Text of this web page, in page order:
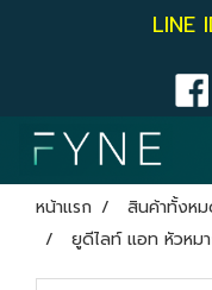
LINE
หน้าแรก สินค้าทั้งห
ยูดีไลท์ แอท หัวหม